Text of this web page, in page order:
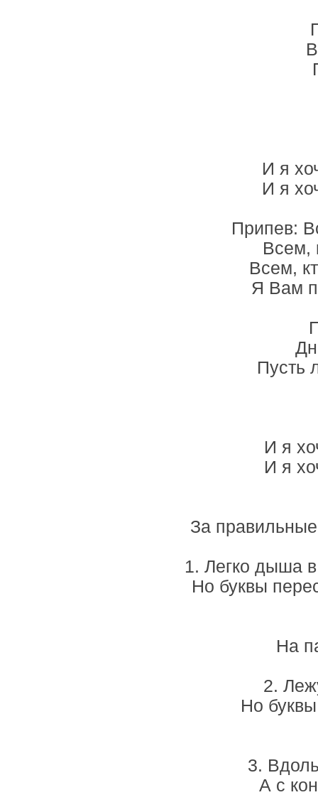
И я
И я
Припев:
Всем,
Всем,
Я Вам
Пусть
И я
И я
За
1. Легко дыша
Но буквы
На
2.
Но
3.
А с